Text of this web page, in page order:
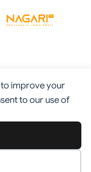
to improve your
to our use of
Iklan